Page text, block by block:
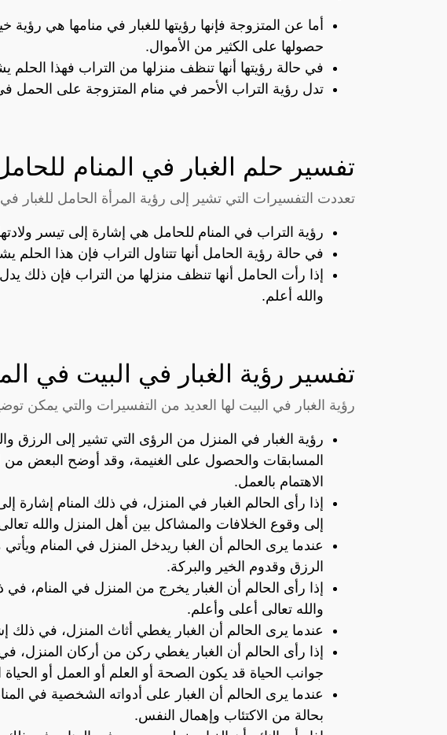
أما عن المتزوجة فإنها رؤيتها للغبار في منامها هي رؤية
حصولها على الكثير من الأموال.
في حالة رؤيتها أنها تنظف منزلها من التراب فهذا الحلم
تدل رؤية التراب الأحمر في منام المتزوجة على الحمل
تفسير حلم الغبار في المنام
تعددت التفسيرات التي تشير إلى رؤية المرأة الحامل للغبار
رؤية التراب في المنام للحامل هي إشارة إلى تيسر
في حالة رؤية الحامل أنها تتناول التراب فإن هذا الحلم
إذا رأت الحامل أنها تنظف منزلها من التراب فإن ذلك
والله أعلم.
تفسير رؤية الغبار في البيت في
رؤية الغبار في البيت لها العديد من التفسيرات والتي يمكن
رؤية الغبار في المنزل من الرؤى التي تشير إلى الرزق
المسابقات والحصول على الغنيمة، وقد أوضح البعض من
الاهتمام بالعمل.
إذا رأى الحالم الغبار في المنزل، في ذلك المنام
إلى وقوع الخلافات والمشاكل بين أهل المنزل والله
عندما يرى الحالم أن الغبا ريدخل المنزل في المنام
الرزق وقدوم الخير والبركة.
إذا رأى الحالم أن الغبار يخرج من المنزل في المنام،
والله تعالى أعلى وأعلم.
عندما يرى الحالم أن الغبار يغطي أثاث المنزل، في ذلك
إذا رأى الحالم أن الغبار يغطي ركن من أركان
جوانب الحياة قد يكون الصحة أو العلم أو العمل أو الحياة
عندما يرى الحالم أن الغبار على أدواته الشخصية في
بحالة من الاكتئاب وإهمال النفس.